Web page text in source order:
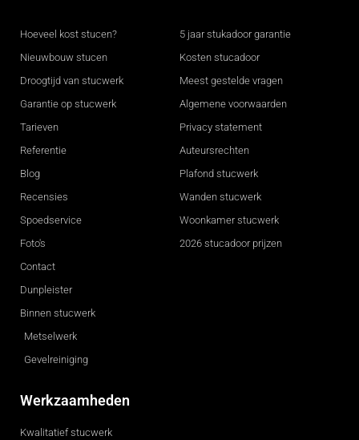
Hoeveel kost stucen?
Nieuwbouw stucen
Droogtijd van stucwerk
Garantie op stucwerk
Tarieven
Referentie
Blog
Recensies
Spoedservice
Foto's
Contact
Dunpleister
Binnen stucwerk
Metselwerk
Gevelreiniging
5 jaar stukadoor garantie
Kosten stucadoor
Meest gestelde vragen
Algemene voorwaarden
Privacy statement
Auteursrechten
Plafond stucwerk
Wanden stucwerk
Woonkamer stucwerk
2026 stucadoor prijzen
Werkzaamheden
Kwalitatief stucwerk